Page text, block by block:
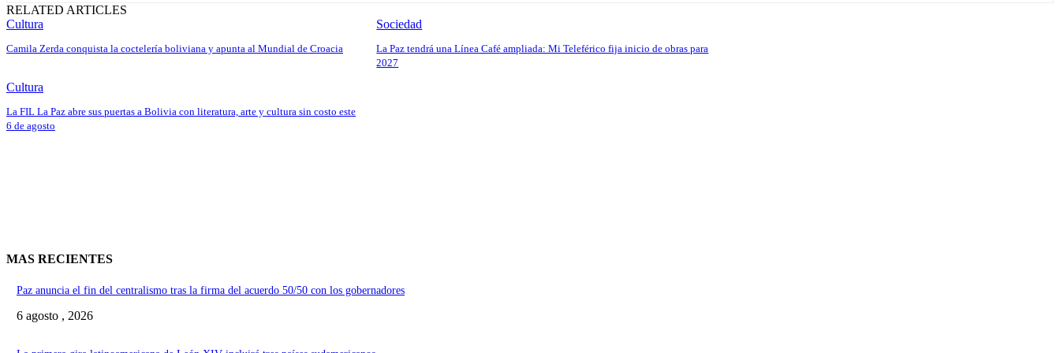
RELATED ARTICLES
Cultura
Camila Zerda conquista la coctelería boliviana y apunta al Mundial de Croacia
Sociedad
La Paz tendrá una Línea Café ampliada: Mi Teleférico fija inicio de obras para
2027
Cultura
La FIL La Paz abre sus puertas a Bolivia con literatura, arte y cultura sin costo este
6 de agosto
MAS RECIENTES
Paz anuncia el fin del centralismo tras la firma del acuerdo 50/50 con los gobernadores
6 agosto , 2026